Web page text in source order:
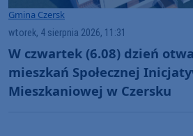
Gmina Czersk
wtorek, 4 sierpnia 2026, 11:31
W czwartek (6.08) dzień
mieszkań Społecznej
Mieszkaniowej w Czersku